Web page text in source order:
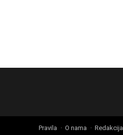
Pravila O nama Redakcija